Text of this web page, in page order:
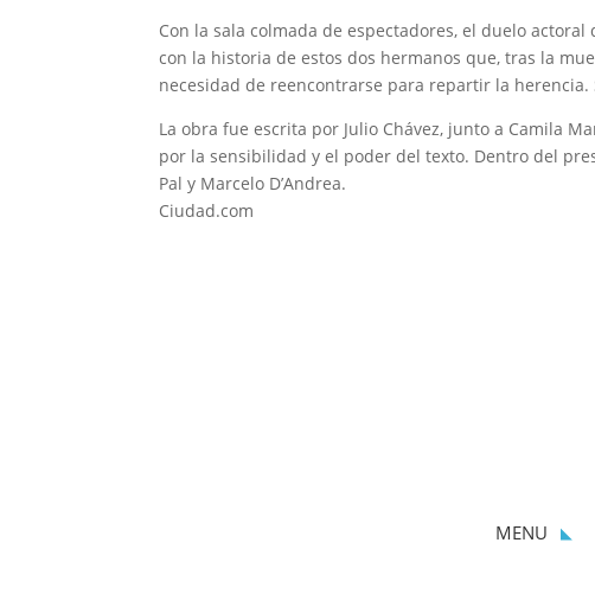
Con la sala colmada de espectadores, el duelo
con la historia de estos dos hermanos que, tras la
necesidad de reencontrarse para repartir la
La obra fue escrita por Julio Chávez, junto a Camila
por la sensibilidad y el poder del texto. Dentro del
Pal y Marcelo D’Andrea.
Ciudad.com
MENU